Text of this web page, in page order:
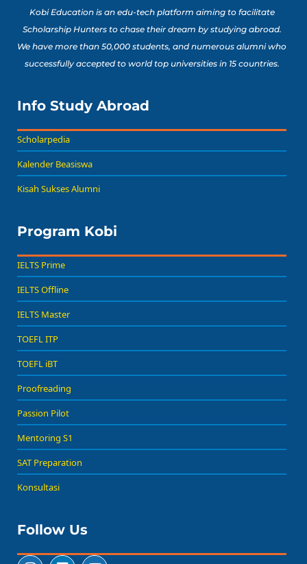
8 Lomba Jurusan
Psikologi untuk
Buat Persiapan Study
Baca Sekarang!
Kobi Education is an edu-tech platform aiming to facilitate
Scholarship Hunters to chase their dream by studying abroad.
We have more than 50,000 students, and numerous alumni who
successfully accepted to world top universities in 15 countries.
Info Study Abroad
Scholarpedia
Kalender Beasiswa
Kisah Sukses Alumni
Program Kobi
IELTS Prime
IELTS Offline
IELTS Master
TOEFL ITP
TOEFL iBT
Proofreading
Passion Pilot
Mentoring S1
SAT Preparation
Konsultasi
Follow Us